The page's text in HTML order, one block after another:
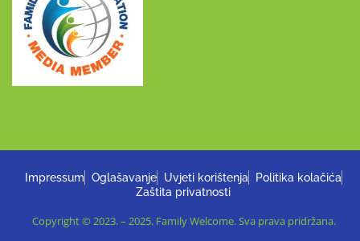
Impressum Oglašavanje Uvjeti korištenja
Politika kolačića
Zaštita privatnosti
Copyright © 2023. – 2025. Family Welcome. Sva prava pridržana.